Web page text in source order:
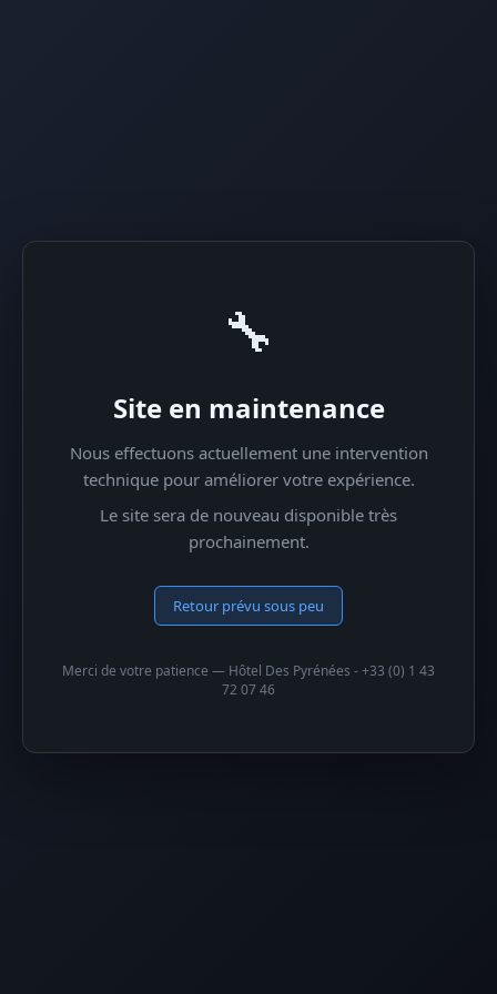
🔧
Site en maintenance
Nous effectuons actuellement une intervention
technique pour améliorer votre expérience.
Le site sera de nouveau disponible très
prochainement.
Retour prévu sous peu
Merci de votre patience — Hôtel Des Pyrénées - +33 (0) 1 43
72 07 46